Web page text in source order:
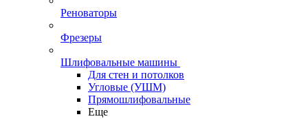
Реноваторы
Фрезеры
Шлифовальные машины
Для стен и потолков
Угловые (УШМ)
Прямошлифовальные
Еще